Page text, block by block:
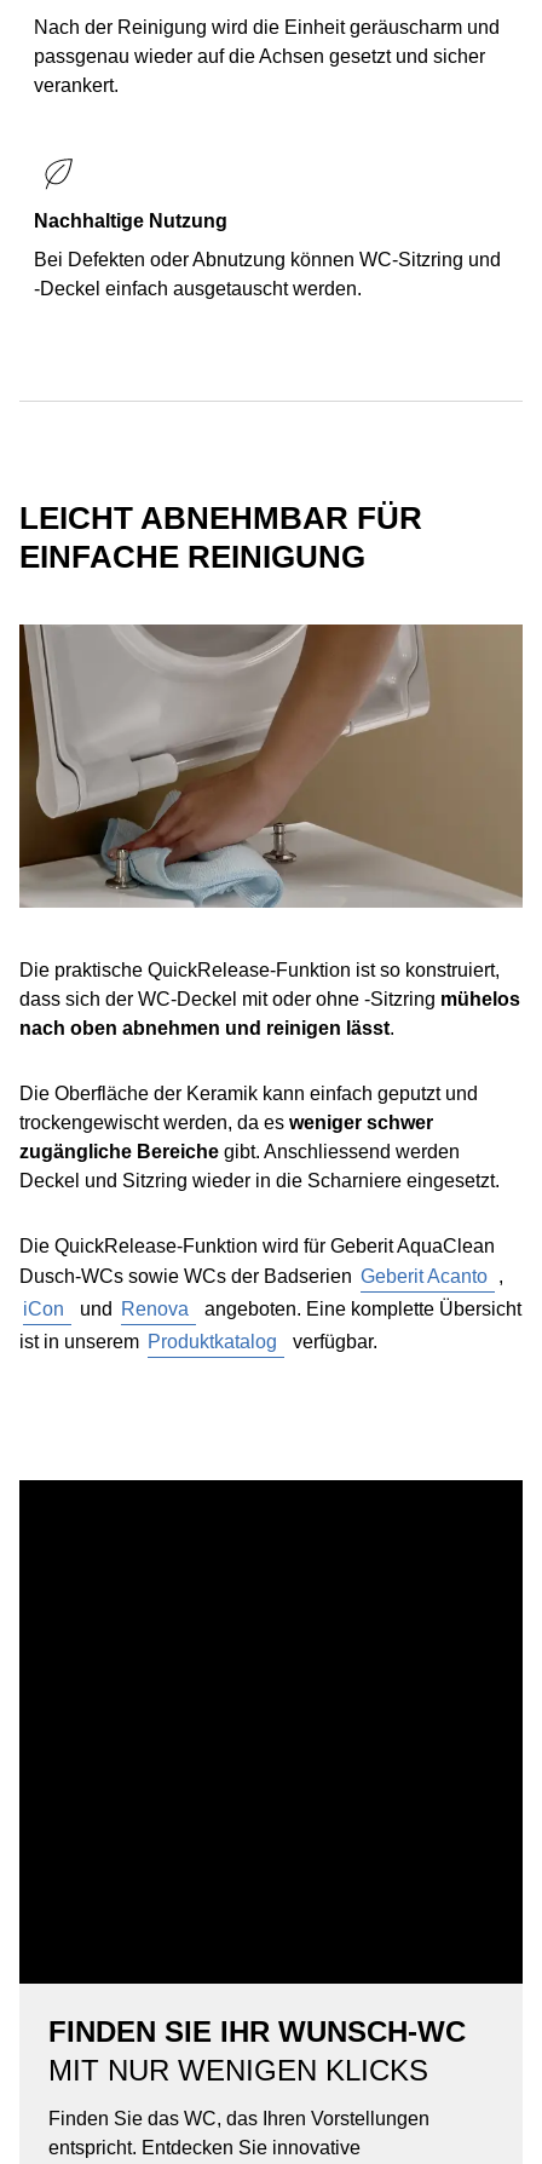
Nach der Reinigung wird die Einheit geräuscharm und
passgenau wieder auf die Achsen gesetzt und sicher
verankert.
Nachhaltige Nutzung
Bei Defekten oder Abnutzung können WC-Sitzring und
-Deckel einfach ausgetauscht werden.
LEICHT ABNEHMBAR FÜR
EINFACHE REINIGUNG
Die praktische QuickRelease-Funktion ist so konstruiert,
dass sich der WC-Deckel mit oder ohne -Sitzring mühelos
nach oben abnehmen und reinigen lässt.
Die Oberfläche der Keramik kann einfach geputzt und
trockengewischt werden, da es weniger schwer
zugängliche Bereiche gibt. Anschliessend werden
Deckel und Sitzring wieder in die Scharniere eingesetzt.
Die QuickRelease-Funktion wird für Geberit AquaClean
Dusch-WCs sowie WCs der Badserien Geberit Acanto ,
iCon
und Renova
angeboten. Eine komplette Übersicht
ist in unserem Produktkatalog verfügbar.
FINDEN SIE IHR WUNSCH-WC
MIT NUR WENIGEN KLICKS
Finden Sie das WC, das Ihren Vorstellungen
entspricht. Entdecken Sie innovative